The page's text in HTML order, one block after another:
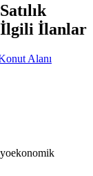
İlgili İlanlar
Alanı